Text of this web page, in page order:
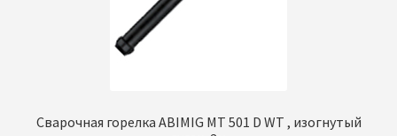
Сварочная горелка ABIMIG MT 501 D WT , изогнутый